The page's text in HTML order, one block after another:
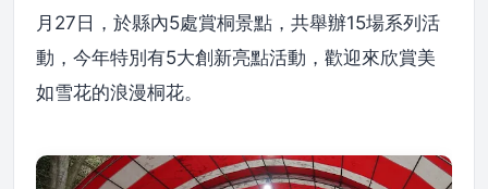
月27日，於縣內5處賞桐景點，共舉辦15場系列活
動，今年特別有5大創新亮點活動，歡迎來欣賞美
如雪花的浪漫桐花。